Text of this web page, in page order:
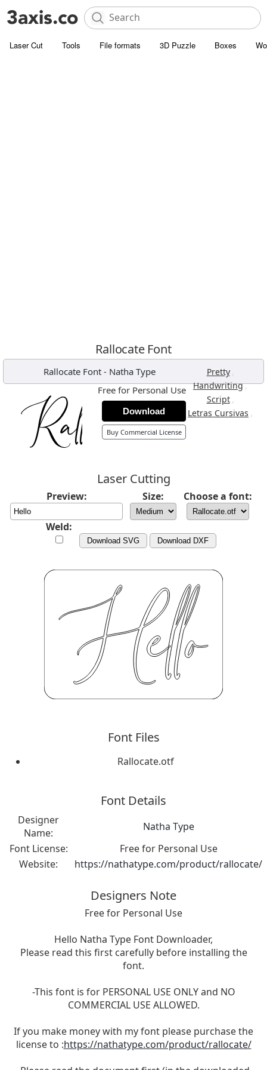
Laser Cut Tools File formats 3D Puzzle Boxes
Rallocate Font
Rallocate Font- Natha Type Pretty ,
Handwriting,
Script ,
Letras Cursivas ,
Free for Personal Use
Download
Buy Commercial License
Laser Cutting
Preview: Size: Choose a font:
Weld:
Download SVG Download DXF
Font Files
Rallocate.otf
Font Details
Designer
Name:
Natha Type
Font License:
Free for Personal Use
Website:
https://nathatype.com/product/rallocate/
Designers Note
Free for Personal Use
Hello Natha Type Font Downloader,
Please read this first carefully before installing the
font.
-This font is for PERSONAL USE ONLY and NO
COMMERCIAL USE ALLOWED.
If you make money with my font please purchase the
license to :https://nathatype.com/product/rallocate/